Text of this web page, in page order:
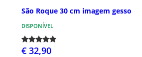
São Roque 30 cm imagem gesso
DISPONÍVEL
€ 32,90